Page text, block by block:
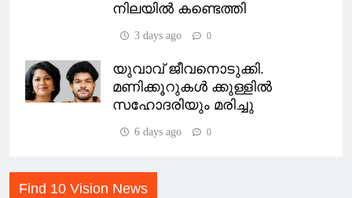
നിലയിൽ കണ്ടെത്തി
3 days ago 0
യുവാവ് ജീവനൊടുക്കി.
മണിക്കൂറുകള്‍ ക്കുള്ളില്‍
സഹോദരിയും മരിച്ചു
6 days ago 0
Find 10 Vision News